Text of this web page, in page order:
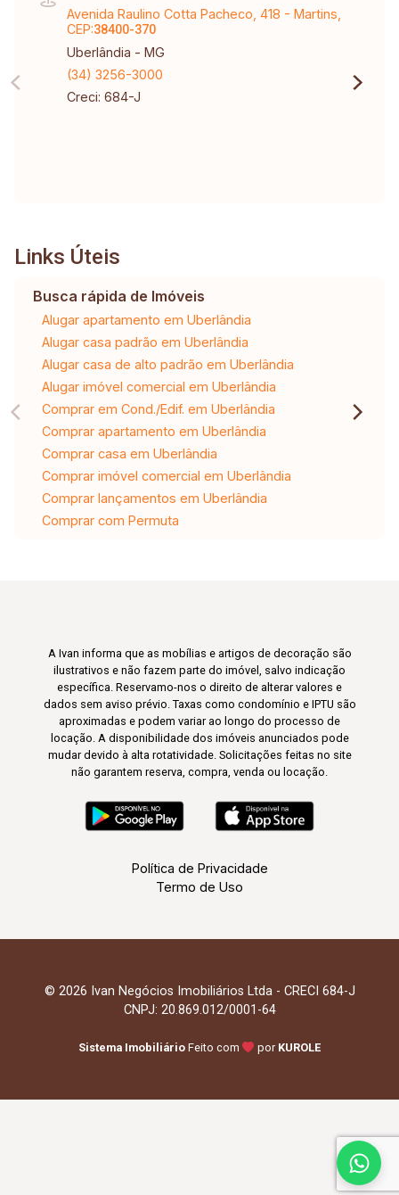
Avenida Raulino Cotta Pacheco, 418 - Martins,
CEP:38400-370
Uberlândia - MG
(34) 3256-3000
Creci: 684-J
Links Úteis
Busca rápida de Imóveis
Alugar apartamento em Uberlândia
Alugar casa padrão em Uberlândia
Alugar casa de alto padrão em Uberlândia
Alugar imóvel comercial em Uberlândia
Comprar em Cond./Edif. em Uberlândia
Comprar apartamento em Uberlândia
Comprar casa em Uberlândia
Comprar imóvel comercial em Uberlândia
Comprar lançamentos em Uberlândia
Comprar com Permuta
A Ivan informa que as mobílias e artigos de decoração são
ilustrativos e não fazem parte do imóvel, salvo indicação
específica. Reservamo-nos o direito de alterar valores e
dados sem aviso prévio. Taxas como condomínio e IPTU são
aproximadas e podem variar ao longo do processo de
locação. A disponibilidade dos imóveis anunciados pode
mudar devido à alta rotatividade. Solicitações feitas no site
não garantem reserva, compra, venda ou locação.
Política de Privacidade
Termo de Uso
© 2026 Ivan Negócios Imobiliários Ltda - CRECI 684-J
CNPJ: 20.869.012/0001-64
Sistema Imobiliário Feito com por KUROLE